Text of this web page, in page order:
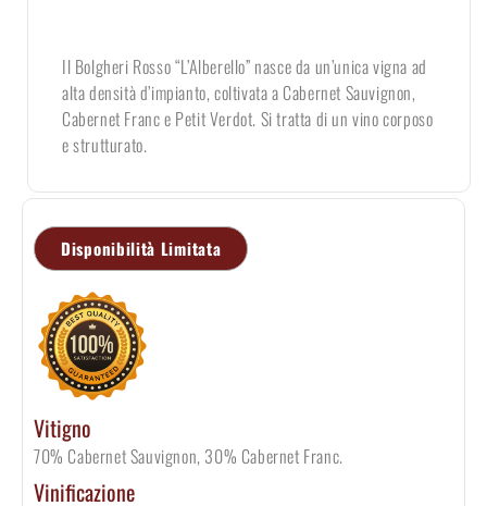
Il Bolgheri Rosso “L’Alberello” nasce da un’unica vigna ad
alta densità d’impianto, coltivata a Cabernet Sauvignon,
Cabernet Franc e Petit Verdot. Si tratta di un vino corposo
e strutturato.
Disponibilità Limitata
Vitigno
70% Cabernet Sauvignon, 30% Cabernet Franc.
Vinificazione